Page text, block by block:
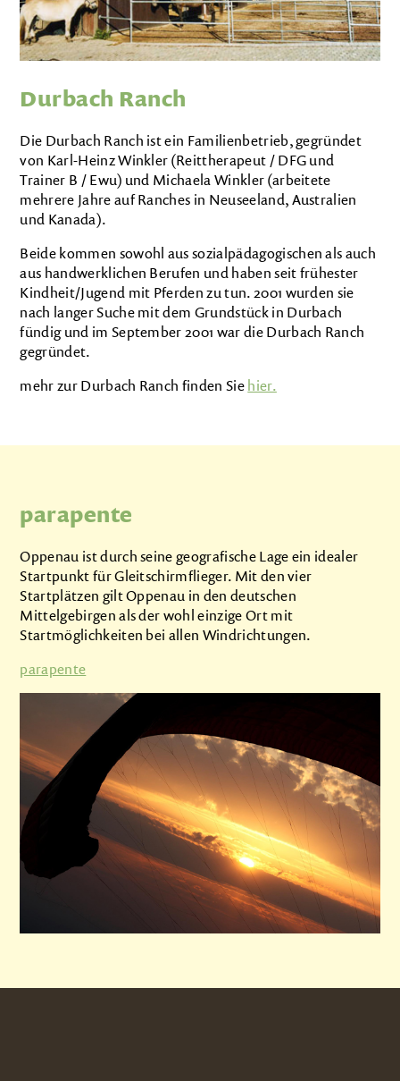
Durbach Ranch
Die Durbach Ranch ist ein Familienbetrieb, gegründet
von Karl-Heinz Winkler (Reittherapeut / DFG und
Trainer B / Ewu) und Michaela Winkler (arbeitete
mehrere Jahre auf Ranches in Neuseeland, Australien
und Kanada).
Beide kommen sowohl aus sozialpädagogischen als auch
aus handwerklichen Berufen und haben seit frühester
Kindheit/Jugend mit Pferden zu tun. 2001 wurden sie
nach langer Suche mit dem Grundstück in Durbach
fündig und im September 2001 war die Durbach Ranch
gegründet.
mehr zur Durbach Ranch finden Siehier.
parapente
Oppenau ist durch seine geografische Lage ein idealer
Startpunkt für Gleitschirmflieger. Mit den vier
Startplätzen gilt Oppenau in den deutschen
Mittelgebirgen als der wohl einzige Ort mit
Startmöglichkeiten bei allen Windrichtungen.
parapente